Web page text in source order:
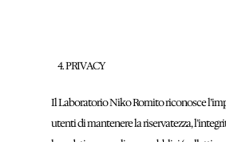
PRIVACY
Il Laboratorio Niko Romito riconosce
utenti di mantenere la riservatezza,